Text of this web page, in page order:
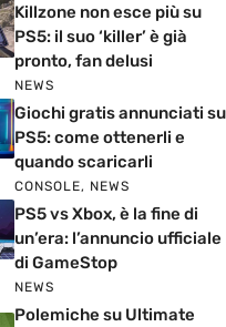
Killzone non esce più su
PS5: il suo ‘killer’ è già
pronto, fan delusi
NEWS
Giochi gratis annunciati su
PS5: come ottenerli e
quando scaricarli
CONSOLE, NEWS
PS5 vs Xbox, è la fine di
un’era: l’annuncio ufficiale
di GameStop
NEWS
Polemiche su Ultimate